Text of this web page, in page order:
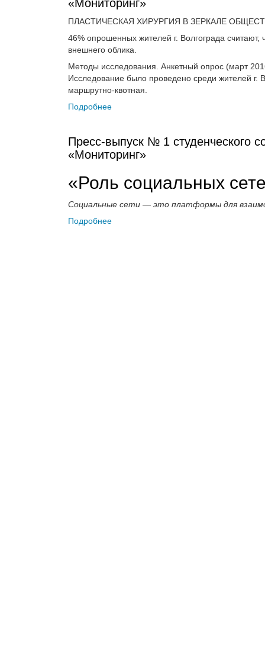
«Мониторинг»
ПЛАСТИЧЕСКАЯ ХИРУРГИЯ В ЗЕРКАЛЕ
46% опрошенных жителей г. Волгограда
внешнего облика.
Методы исследования. Анкетный опрос (март
Исследование было проведено среди жителей г.
маршрутно-квотная.
Подробнее
Пресс-выпуск № 1 студенческого
«Мониторинг»
«Роль социальных
Социальные сети — это платформы для
Подробнее